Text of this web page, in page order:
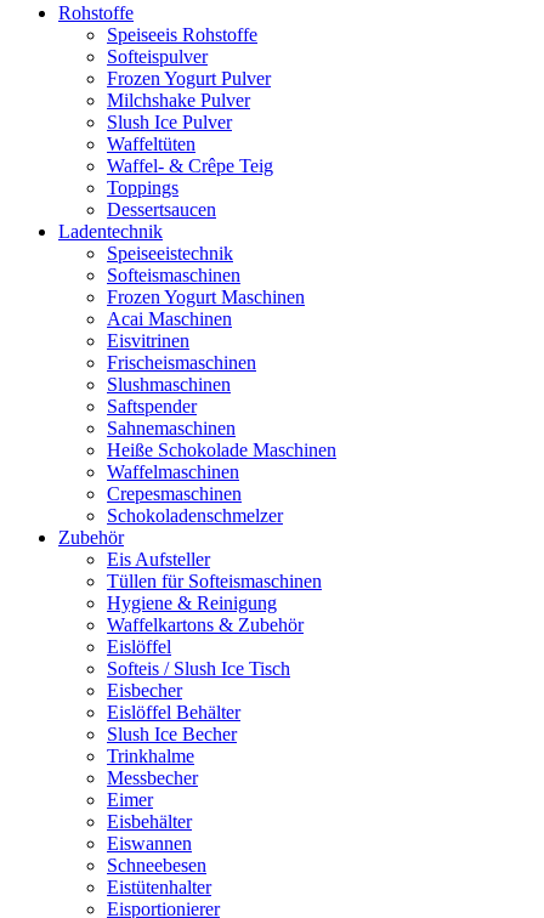
Rohstoffe
Speiseeis Rohstoffe
Softeispulver
Frozen Yogurt Pulver
Milchshake Pulver
Slush Ice Pulver
Waffeltüten
Waffel- & Crêpe Teig
Toppings
Dessertsaucen
Ladentechnik
Speiseeistechnik
Softeismaschinen
Frozen Yogurt Maschinen
Acai Maschinen
Eisvitrinen
Frischeismaschinen
Slushmaschinen
Saftspender
Sahnemaschinen
Heiße Schokolade Maschinen
Waffelmaschinen
Crepesmaschinen
Schokoladenschmelzer
Zubehör
Eis Aufsteller
Tüllen für Softeismaschinen
Hygiene & Reinigung
Waffelkartons & Zubehör
Eislöffel
Softeis / Slush Ice Tisch
Eisbecher
Eislöffel Behälter
Slush Ice Becher
Trinkhalme
Messbecher
Eimer
Eisbehälter
Eiswannen
Schneebesen
Eistütenhalter
Eisportionierer